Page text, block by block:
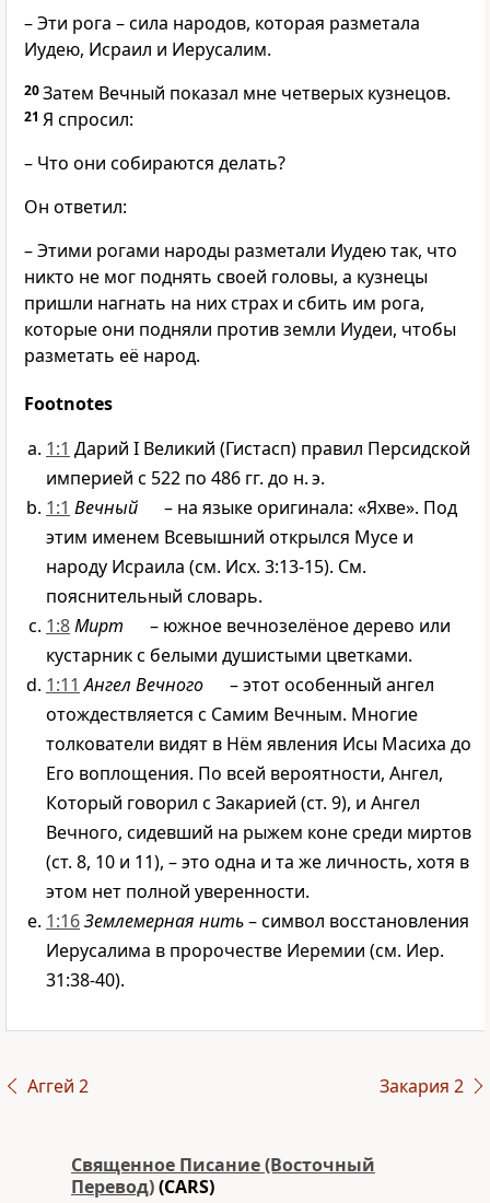
– Эти рога – сила народов, которая разметала
Иудею, Исраил и Иерусалим.
20Затем Вечный показал мне четверых кузнецов.
21 Я спросил:
– Что они собираются делать?
Он ответил:
– Этими рогами народы разметали Иудею так, что
никто не мог поднять своей головы, а кузнецы
пришли нагнать на них страх и сбить им рога,
которые они подняли против земли Иудеи, чтобы
разметать её народ.
Footnotes
1:1 Дарий I Великий (Гистасп) правил Персидской
империей с 522 по 486 гг. до н. э.
1:1 Вечный – на языке оригинала: «Яхве». Под
этим именем Всевышний открылся Мусе и
народу Исраила (см. Исх. 3:13-15). См.
пояснительный словарь.
1:8Мирт – южное вечнозелёное дерево или
кустарник с белыми душистыми цветками.
1:11 Ангел Вечного – этот особенный ангел
отождествляется с Самим Вечным. Многие
толкователи видят в Нём явления Исы Масиха до
Его воплощения. По всей вероятности, Ангел,
Который говорил с Закарией (ст. 9), и Ангел
Вечного, сидевший на рыжем коне среди миртов
(ст. 8, 10 и 11), – это одна и та же личность, хотя в
этом нет полной уверенности.
1:16Землемерная нить– символ восстановления
Иерусалима в пророчестве Иеремии (см. Иер.
31:38-40).
Аггей 2 Закария 2
Священное Писание (Восточный
Перевод)(CARS)